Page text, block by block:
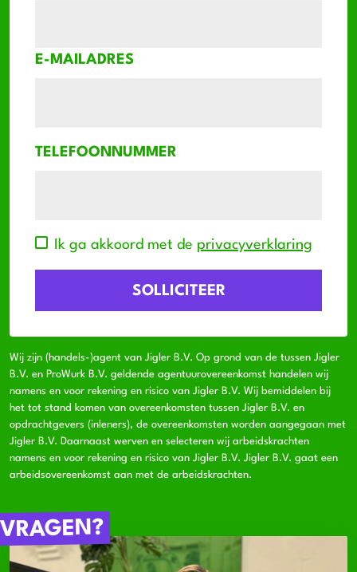
E-MAILADRES
TELEFOONNUMMER
Ik ga akkoord met de privacyverklaring
Wij zijn (handels-)agent van Jigler B.V. Op grond van de tussen Jigler
B.V. en ProWurk B.V. geldende agentuurovereenkomst handelen wij
namens en voor rekening en risico van Jigler B.V. Wij bemiddelen bij
het tot stand komen van overeenkomsten tussen Jigler B.V. en
opdrachtgevers (inleners), de overeenkomsten worden aangegaan met
Jigler B.V. Daarnaast werven en selecteren wij arbeidskrachten
namens en voor rekening en risico van Jigler B.V. Jigler B.V. gaat een
arbeidsovereenkomst aan met de arbeidskrachten.
VRAGEN?